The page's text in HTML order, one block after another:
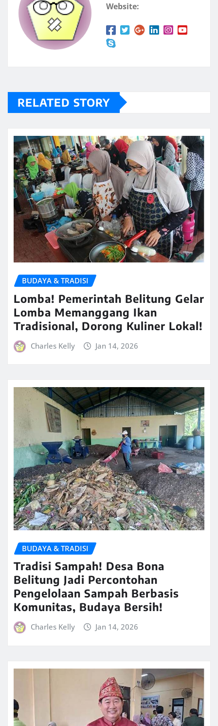
Website:
RELATED STORY
BUDAYA & TRADISI
Lomba! Pemerintah Belitung Gelar
Lomba Memanggang Ikan
Tradisional, Dorong Kuliner Lokal!
Charles Kelly Jan 14, 2026
BUDAYA & TRADISI
Tradisi Sampah! Desa Bona
Belitung Jadi Percontohan
Pengelolaan Sampah Berbasis
Komunitas, Budaya Bersih!
Charles Kelly Jan 14, 2026